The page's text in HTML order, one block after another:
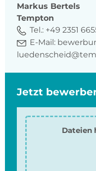
Markus Bertels
Tempton
Tel.: +49 2351
E-Mail:
Jetzt
Dateien